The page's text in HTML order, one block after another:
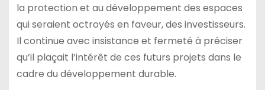
la protection et au développement des espaces
qui seraient octroyés en faveur, des investisseurs.
Il continue avec insistance et fermeté à préciser
qu’il plaçait l’intérêt de ces futurs projets dans le
cadre du développement durable.